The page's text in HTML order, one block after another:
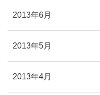
2013年6月
2013年5月
2013年4月